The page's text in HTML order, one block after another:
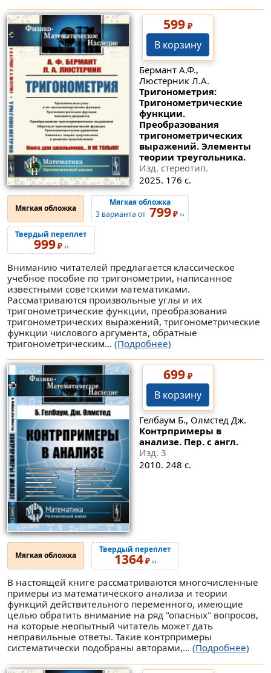
599₽
В корзину
Бермант А.Ф.,
Люстерник Л.А.
Тригонометрия:
Тригонометрические
функции.
Преобразования
тригонометрических
выражений. Элементы
теории треугольника.
Изд. стереотип.
2025. 176 с.
Мягкая обложка
Мягкая обложка
3 варианта от 799₽››
Твердый переплет
999₽››
Вниманию читателей предлагается классическое
учебное пособие по тригонометрии, написанное
известными советскими математиками.
Рассматриваются произвольные углы и их
тригонометрические функции, преобразования
тригонометрических выражений, тригонометрические
функции числового аргумента, обратные
тригонометрическим... (Подробнее)
699₽
В корзину
Гелбаум Б., Олмстед Дж.
Контрпримеры в
анализе. Пер. с англ.
Изд. 3
2010. 248 с.
Мягкая обложка
Твердый переплет
1364₽››
В настоящей книге рассматриваются многочисленные
примеры из математического анализа и теории
функций действительного переменного, имеющие
целью обратить внимание на ряд "опасных" вопросов,
на которые неопытный читатель может дать
неправильные ответы. Такие контрпримеры
систематически подобраны авторами,... (Подробнее)